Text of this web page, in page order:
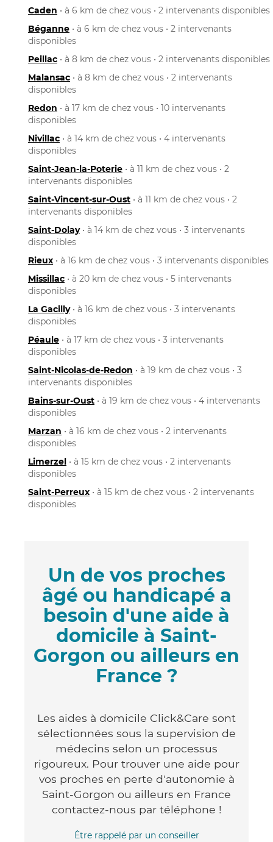
Caden • à 6 km de chez vous • 2 intervenants disponibles
Béganne • à 6 km de chez vous • 2 intervenants
disponibles
Peillac • à 8 km de chez vous • 2 intervenants disponibles
Malansac • à 8 km de chez vous • 2 intervenants
disponibles
Redon • à 17 km de chez vous • 10 intervenants
disponibles
Nivillac • à 14 km de chez vous • 4 intervenants
disponibles
Saint-Jean-la-Poterie • à 11 km de chez vous • 2
intervenants disponibles
Saint-Vincent-sur-Oust • à 11 km de chez vous • 2
intervenants disponibles
Saint-Dolay• à 14 km de chez vous • 3 intervenants
disponibles
Rieux • à 16 km de chez vous • 3 intervenants disponibles
Missillac • à 20 km de chez vous • 5 intervenants
disponibles
La Gacilly• à 16 km de chez vous • 3 intervenants
disponibles
Péaule • à 17 km de chez vous • 3 intervenants
disponibles
Saint-Nicolas-de-Redon • à 19 km de chez vous • 3
intervenants disponibles
Bains-sur-Oust • à 19 km de chez vous • 4 intervenants
disponibles
Marzan • à 16 km de chez vous • 2 intervenants
disponibles
Limerzel • à 15 km de chez vous • 2 intervenants
disponibles
Saint-Perreux • à 15 km de chez vous • 2 intervenants
disponibles
Un de vos proches
âgé ou handicapé a
besoin d'une aide à
domicile à Saint-
Gorgon ou ailleurs en
France ?
Les aides à domicile Click&Care sont
sélectionnées sous la supervision de
médecins selon un processus
rigoureux. Pour trouver une aide pour
vos proches en perte d'autonomie à
Saint-Gorgon ou ailleurs en France
contactez-nous par téléphone !
Être rappelé par un conseiller